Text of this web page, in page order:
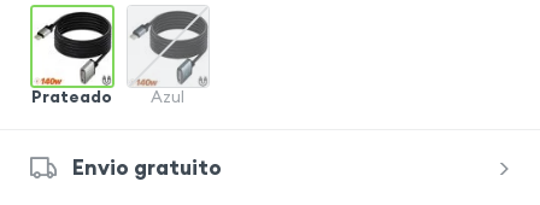
Prateado Azul
Envio gratuito